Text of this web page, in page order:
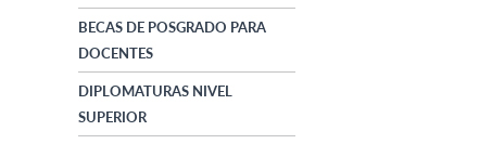
BECAS DE POSGRADO PARA
DOCENTES
DIPLOMATURAS NIVEL
SUPERIOR